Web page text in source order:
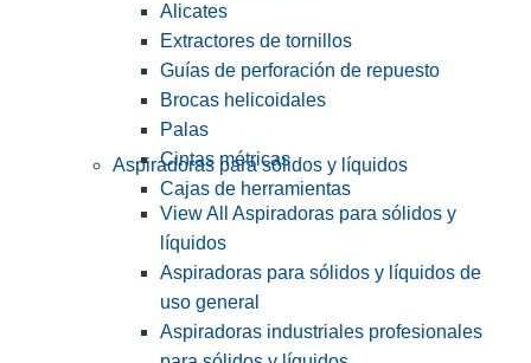
Alicates
Extractores de tornillos
Guías de perforación de repuesto
Brocas helicoidales
Palas
Cintas métricas
Cajas de herramientas
Aspiradoras para sólidos y líquidos
View All Aspiradoras para sólidos y
líquidos
Aspiradoras para sólidos y líquidos de
uso general
Aspiradoras industriales profesionales